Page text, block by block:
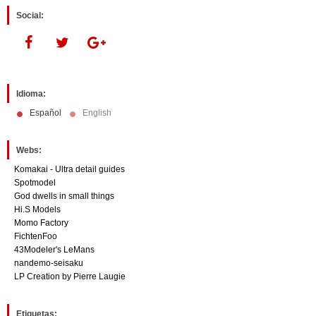
Social:
Idioma:
Español
English
Webs:
Komakai - Ultra detail guides
Spotmodel
God dwells in small things
Hi.S Models
Momo Factory
FichtenFoo
43Modeler's LeMans
nandemo-seisaku
LP Creation by Pierre Laugie
Etiquetas: